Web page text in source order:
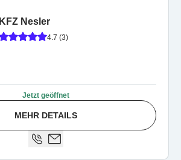
KFZ Nesler
4.7 (3)
Jetzt geöffnet
MEHR DETAILS